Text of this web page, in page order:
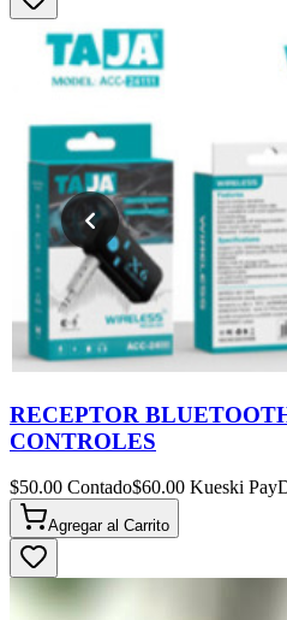
RECEPTOR
CONTROLES
$50.00 Contado$60.00 Kueski Pay
Agregar al Carrito